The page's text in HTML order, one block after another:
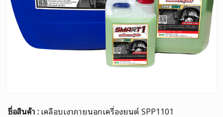
ชื่อสินค้า :เคลือบเงาภายนอกเครื่องยนต์ SPP1101